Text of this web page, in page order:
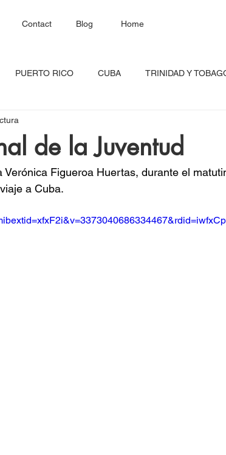
Home
Blog
Contact
PUERTO RICO CUBA TRINIDAD Y
SANTA LUCÍA
MEXICO CARICOM Costa Rica
DEL CARIBE GUADALUPE
de la Juventud
Verónica Figueroa Huertas, durante el
a Cuba.